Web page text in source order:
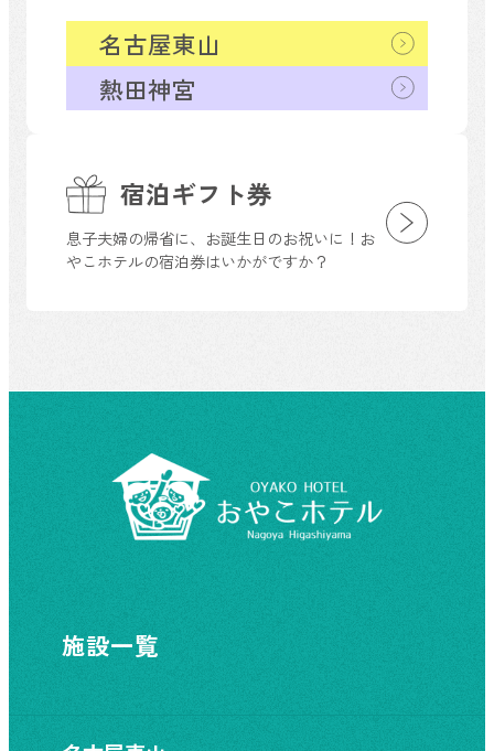
宿泊ギフト券
息子夫婦の帰省に、お誕生日のお祝いに！お
やこホテルの宿泊券はいかがですか？
熱田神宮
名古屋東山
施設一覧